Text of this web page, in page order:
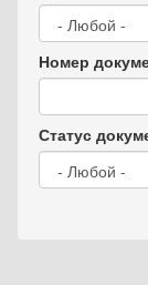
Номер
Статус